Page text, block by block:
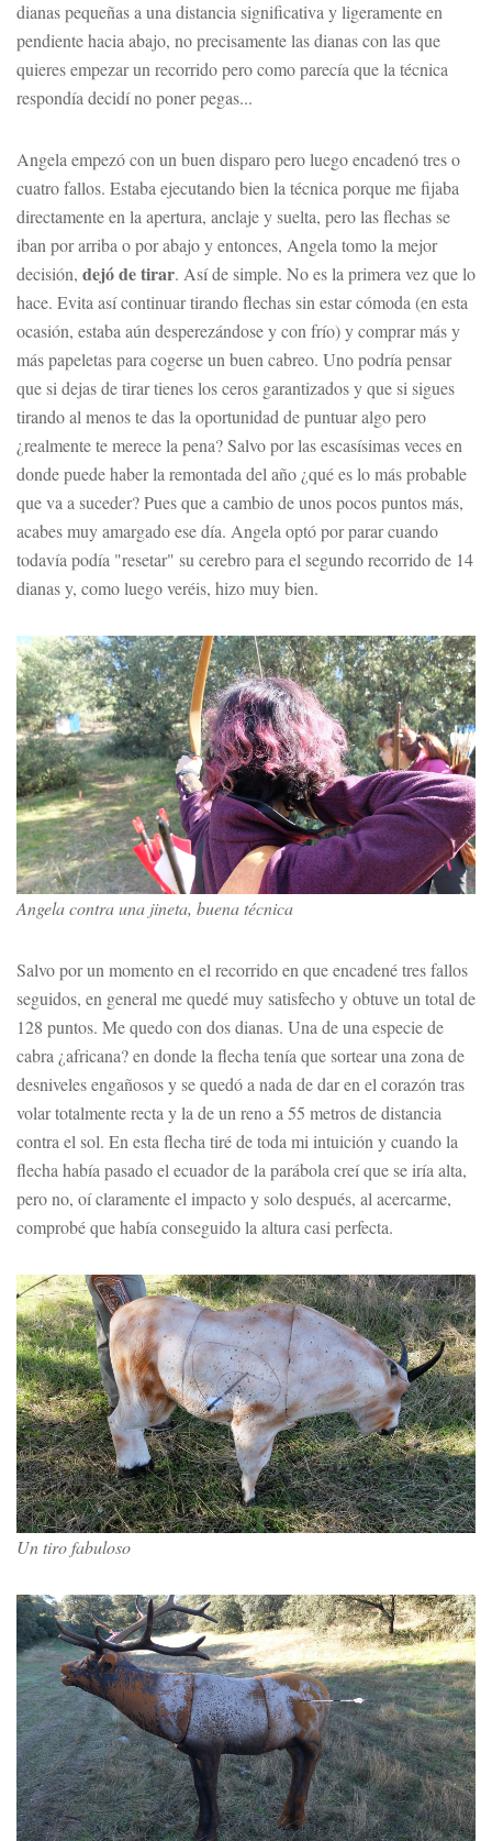
dianas pequeñas a una distancia significativa y ligeramente en
pendiente hacia abajo, no precisamente las dianas con las que
quieres empezar un recorrido pero como parecía que la técnica
respondía decidí no poner pegas...
Angela empezó con un buen disparo pero luego encadenó tres o
cuatro fallos. Estaba ejecutando bien la técnica porque me fijaba
directamente en la apertura, anclaje y suelta, pero las flechas se
iban por arriba o por abajo y entonces, Angela tomo la mejor
decisión, dejó de tirar. Así de simple. No es la primera vez que lo
hace. Evita así continuar tirando flechas sin estar cómoda (en esta
ocasión, estaba aún desperezándose y con frío) y comprar más y
más papeletas para cogerse un buen cabreo. Uno podría pensar
que si dejas de tirar tienes los ceros garantizados y que si sigues
tirando al menos te das la oportunidad de puntuar algo pero
¿realmente te merece la pena? Salvo por las escasísimas veces en
donde puede haber la remontada del año ¿qué es lo más probable
que va a suceder? Pues que a cambio de unos pocos puntos más,
acabes muy amargado ese día. Angela optó por parar cuando
todavía podía "resetar" su cerebro para el segundo recorrido de 14
dianas y, como luego veréis, hizo muy bien.
Angela contra una jineta, buena técnica
Salvo por un momento en el recorrido en que encadené tres fallos
seguidos, en general me quedé muy satisfecho y obtuve un total de
128 puntos. Me quedo con dos dianas. Una de una especie de
cabra ¿africana? en donde la flecha tenía que sortear una zona de
desniveles engañosos y se quedó a nada de dar en el corazón tras
volar totalmente recta y la de un reno a 55 metros de distancia
contra el sol. En esta flecha tiré de toda mi intuición y cuando la
flecha había pasado el ecuador de la parábola creí que se iría alta,
pero no, oí claramente el impacto y solo después, al acercarme,
comprobé que había conseguido la altura casi perfecta.
Un tiro fabuloso